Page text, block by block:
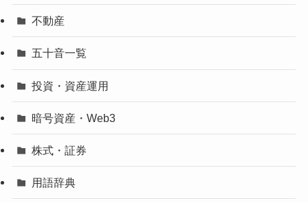
不動産
五十音一覧
投資・資産運用
暗号資産・Web3
株式・証券
用語辞典